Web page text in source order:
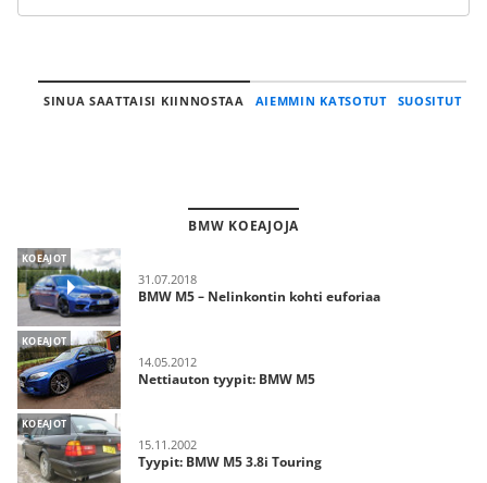
SINUA SAATTAISI KIINNOSTAA AIEMMIN KATSOTUT SUOSITUT
BMW KOEAJOJA
KOEAJOT
31.07.2018
BMW M5 – Nelinkontin kohti euforiaa
KOEAJOT
14.05.2012
Nettiauton tyypit: BMW M5
KOEAJOT
15.11.2002
Tyypit: BMW M5 3.8i Touring